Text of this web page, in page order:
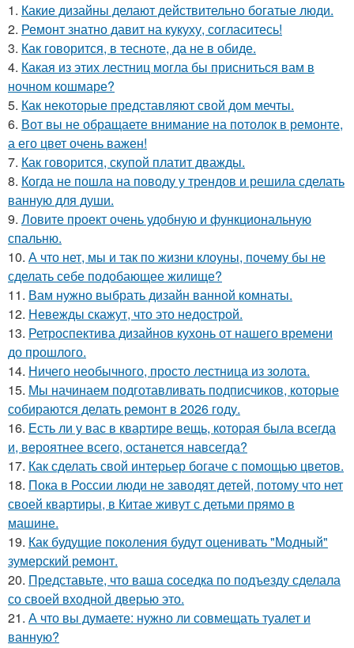
1. Какие дизайны делают действительно богатые люди.
2. Ремонт знатно давит на кукуху, согласитесь!
3. Как говорится, в тесноте, да не в обиде.
4. Какая из этих лестниц могла бы присниться вам в
ночном кошмаре?
5. Как некоторые представляют свой дом мечты.
6. Вот вы не обращаете внимание на потолок в ремонте,
а его цвет очень важен!
7. Как говорится, скупой платит дважды.
8. Когда не пошла на поводу у трендов и решила сделать
ванную для души.
9. Ловите проект очень удобную и функциональную
спальню.
10. А что нет, мы и так по жизни клоуны, почему бы не
сделать себе подобающее жилище?
11. Вам нужно выбрать дизайн ванной комнаты.
12. Невежды скажут, что это недострой.
13. Ретроспектива дизайнов кухонь от нашего времени
до прошлого.
14. Ничего необычного, просто лестница из золота.
15. Мы начинаем подготавливать подписчиков, которые
собираются делать ремонт в 2026 году.
16. Есть ли у вас в квартире вещь, которая была всегда
и, вероятнее всего, останется навсегда?
17. Как сделать свой интерьер богаче с помощью цветов.
18. Пока в России люди не заводят детей, потому что нет
своей квартиры, в Китае живут с детьми прямо в
машине.
19. Как будущие поколения будут оценивать "Модный"
зумерский ремонт.
20. Представьте, что ваша соседка по подъезду сделала
со своей входной дверью это.
21. А что вы думаете: нужно ли совмещать туалет и
ванную?